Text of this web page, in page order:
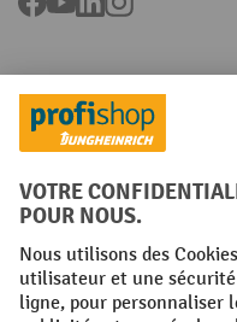
Langues
FR NL
Conditions générales
Protection des Données